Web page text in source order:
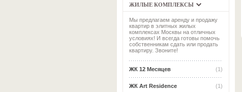
ЖИЛЫЕ КОМПЛЕКСЫ
Мы предлагаем аренду и продажу
квартир в элитных жилых
комплексах Москвы на отличных
условиях! И всегда готовы помочь
собственникам сдать или продать
квартиру. Звоните!
(1)
ЖК 12 Месяцев
(1)
ЖК Art Residence